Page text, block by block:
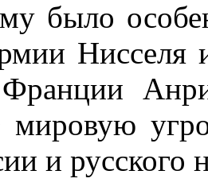
было
мировую
и русского